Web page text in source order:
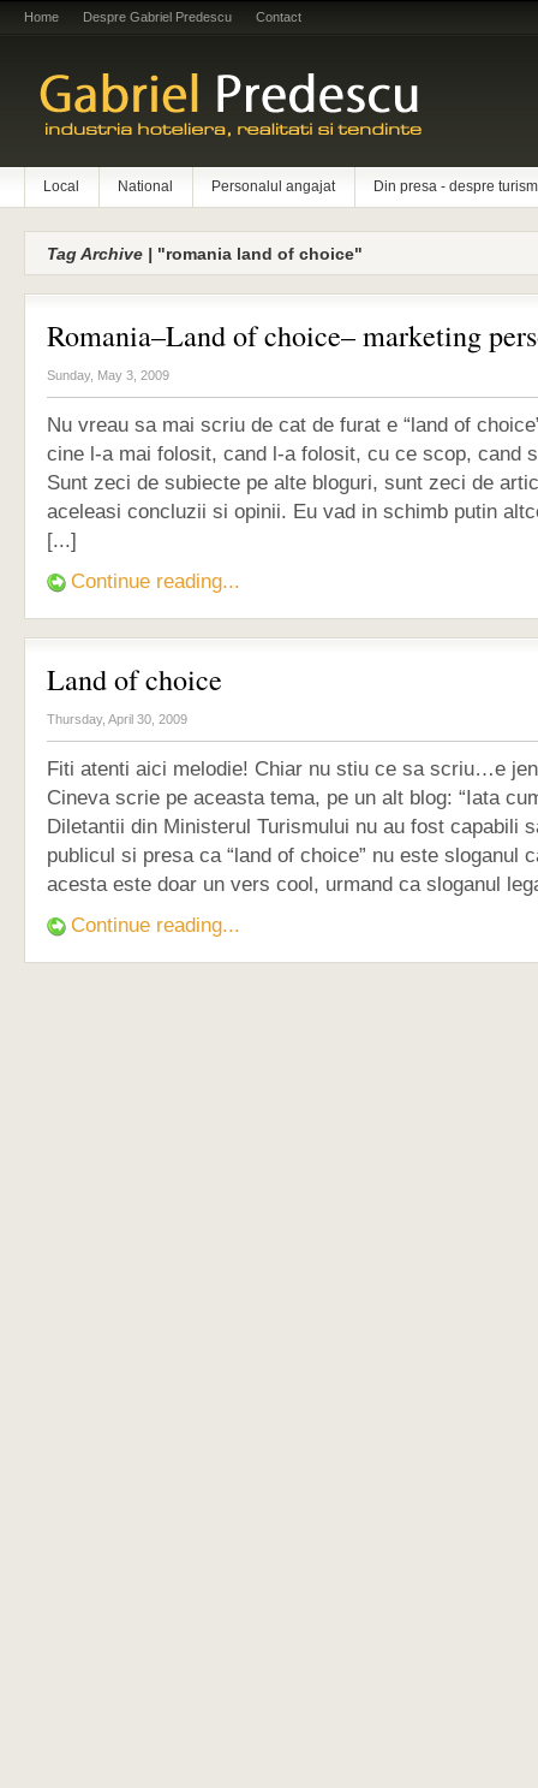
Home Despre Gabriel Predescu Contact
Local National Personalul angajat Din presa - despre turism
Tag Archive | "romania land of choice"
Romania–Land of choice– marketing
Sunday, May 3, 2009
Nu vreau sa mai scriu de cat de furat e “land of
cine l-a mai folosit, cand l-a folosit, cu ce scop, cand
Sunt zeci de subiecte pe alte bloguri, sunt zeci de
aceleasi concluzii si opinii. Eu vad in schimb putin
[...]
Continue reading...
Land of choice
Thursday, April 30, 2009
Fiti atenti aici melodie! Chiar nu stiu ce sa scriu…e
Cineva scrie pe aceasta tema, pe un alt blog: “Iata
Diletantii din Ministerul Turismului nu au fost capabili
publicul si presa ca “land of choice” nu este sloganul
acesta este doar un vers cool, urmand ca sloganul
Continue reading...